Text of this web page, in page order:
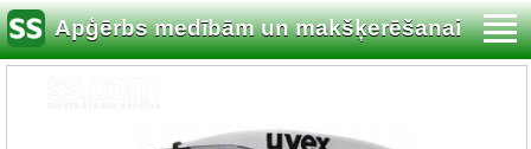
Apģērbs medībām un makšķerēšanai